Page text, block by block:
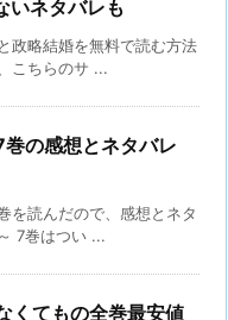
いネタバレも
政略結婚を無料で読む方法
こちらのサ ...
の感想とネタバレ
を読んだので、感想とネタ
7巻はつい ...
くてもの全巻最安値